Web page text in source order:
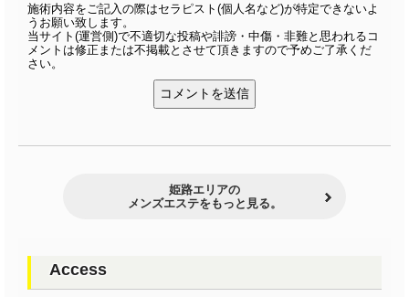
施術内容をご記入の際はセラピスト(個人名など)が特定できないよ
うお願い致します。
当サイト(運営側)で不適切な投稿や誹謗・中傷・非難と思われるコ
メントは修正または不掲載とさせて頂きますので予めご了承くだ
さい。
姫路エリアの
メンズエステをもっと見る。
Access